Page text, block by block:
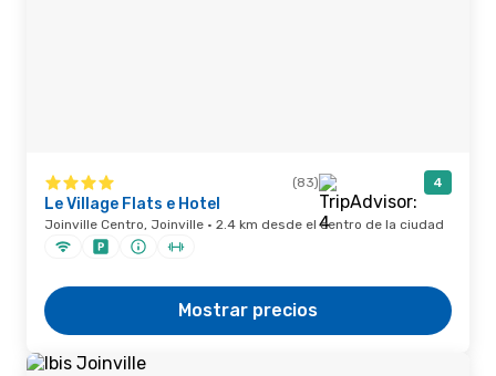
(83) 4
Le Village Flats e Hotel
Joinville Centro, Joinville · 2.4 km desde el centro de la ciudad
Mostrar precios